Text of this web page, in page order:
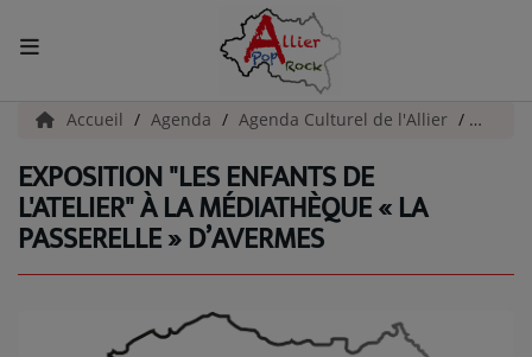
ACCUEIL
Actualités
INFOS - ALLIER
INFOS POP ROCK
Accueil Agenda Agenda Culturel de l'Allier
EXPOSITION "LES ENFANTS DE
L'ATELIER" À LA MÉDIATHÈQUE « LA
PASSERELLE » D’AVERMES